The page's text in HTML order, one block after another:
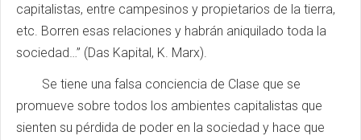
capitalistas, entre campesinos y propietarios de la tierra,
etc. Borren esas relaciones y habrán aniquilado toda la
sociedad…” (Das Kapital, K. Marx).
Se tiene una falsa conciencia de Clase que se
promueve sobre todos los ambientes capitalistas que
sienten su pérdida de poder en la sociedad y hace que